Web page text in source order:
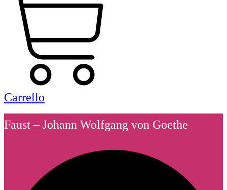
Carrello
Faust – Johann Wolfgang von Goethe